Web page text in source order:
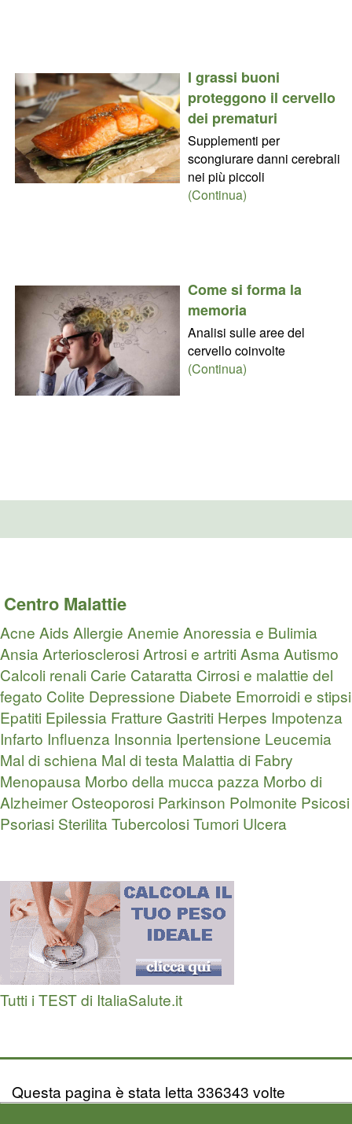
I grassi buoni
proteggono il cervello
dei prematuri
Supplementi per
scongiurare danni cerebrali
nei più piccoli
(Continua)
Come si forma la
memoria
Analisi sulle aree del
cervello coinvolte
(Continua)
Centro Malattie
Acne Aids Allergie Anemie Anoressia e Bulimia
AnsiaArteriosclerosiArtrosi e artritiAsmaAutismo
Calcoli renali Carie Cataratta Cirrosi e malattie del
fegato Colite Depressione Diabete Emorroidi e stipsi
Epatiti Epilessia Fratture Gastriti Herpes Impotenza
Infarto Influenza Insonnia Ipertensione Leucemia
Mal di schiena Mal di testa Malattia di Fabry
Menopausa Morbo della mucca pazza Morbo di
AlzheimerOsteoporosi Parkinson Polmonite Psicosi
Psoriasi SterilitaTubercolosiTumori Ulcera
Tutti i TEST di ItaliaSalute.it
Questa pagina è stata letta 336343 volte